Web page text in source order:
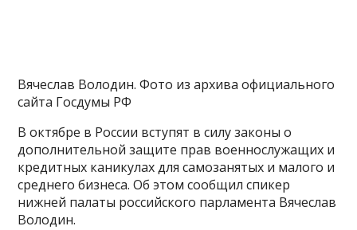
Вячеслав Володин. Фото из архива официального
сайта Госдумы РФ
В октябре в России вступят в силу законы о
дополнительной защите прав военнослужащих и
кредитных каникулах для самозанятых и малого и
среднего бизнеса. Об этом сообщил спикер
нижней палаты российского парламента Вячеслав
Володин.